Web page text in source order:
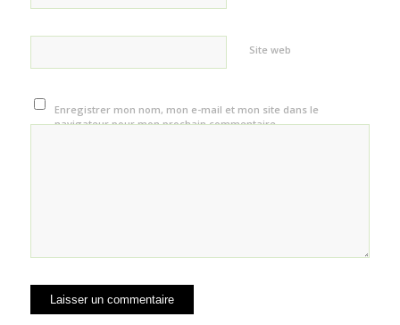
Site web
Enregistrer mon nom, mon e-mail et mon site dans le
navigateur pour mon prochain commentaire.